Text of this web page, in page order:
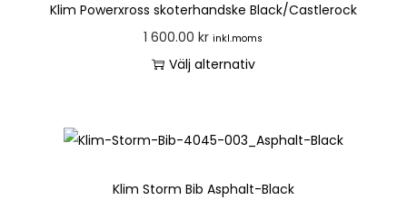
Klim Powerxross skoterhandske Black/Castlerock
1 600.00kr inkl.moms
Välj alternativ
Klim Storm Bib Asphalt-Black